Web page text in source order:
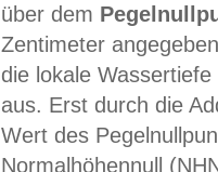
über dem
Zentimeter
die lokale
aus. Erst durch die
Wert des
Normalhöhennull